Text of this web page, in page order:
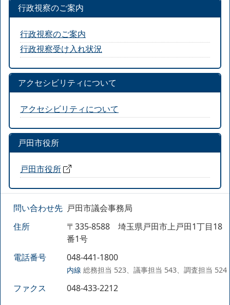
行政視察のご案内
行政視察のご案内
行政視察受け入れ状況
アクセシビリティについて
アクセシビリティについて
戸田市役所
戸田市役所
問い合わせ先 戸田市議会事務局
住所
〒335-8588 埼玉県戸田市上戸田1丁目18
番1号
電話番号
048-441-1800
内線 総務担当 523、議事担当 543、調査担当 524
ファクス 048-433-2212